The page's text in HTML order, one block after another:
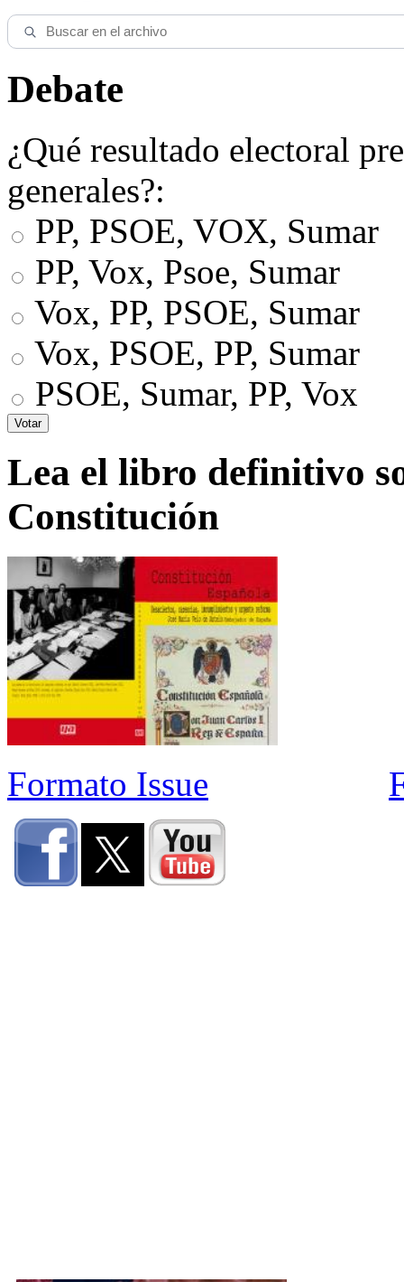
Debate
¿Qué resultado electoral
generales?:
PP, PSOE, VOX, Sumar
PP, Vox, Psoe, Sumar
Vox, PP, PSOE, Sumar
Vox, PSOE, PP, Sumar
PSOE, Sumar, PP, Vox
Lea el libro definitivo
Constitución
Formato Issue